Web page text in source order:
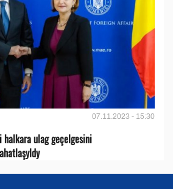
07.11.2023 - 15:30
halkara ulag geçelgesini